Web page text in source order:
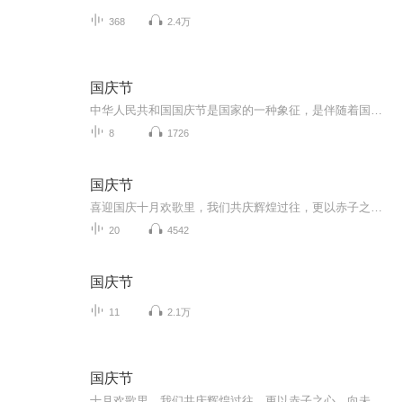
368 2.4万
国庆节
8 1726
国庆节
20 4542
国庆节
11 2.1万
国庆节